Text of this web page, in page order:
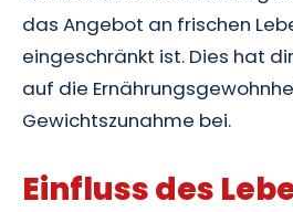
das Angebot an frischen
eingeschränkt ist. Dies hat
auf die
Gewichtszunahme bei.
Einfluss des